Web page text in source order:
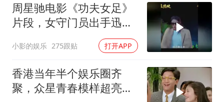
周星驰电影《功夫女足》
片段，女守门员出手迅
猛，一次比一次搞笑
小影的娱乐 275跟贴 打开APP
香港当年半个娱乐圈齐
聚，众星青春模样超亮